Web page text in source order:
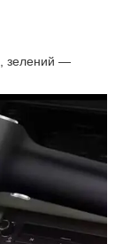
зелений —